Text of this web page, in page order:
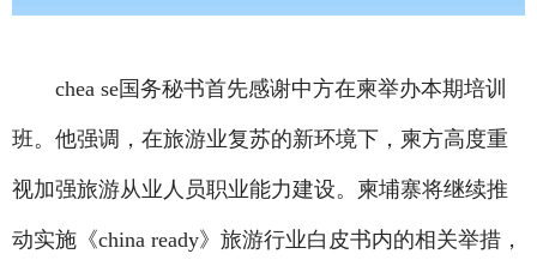
chea se国务秘书首先感谢中方在柬举办本期培训
班。他强调，在旅游业复苏的新环境下，柬方高度重
视加强旅游从业人员职业能力建设。柬埔寨将继续推
动实施《china ready》旅游行业白皮书内的相关举措，